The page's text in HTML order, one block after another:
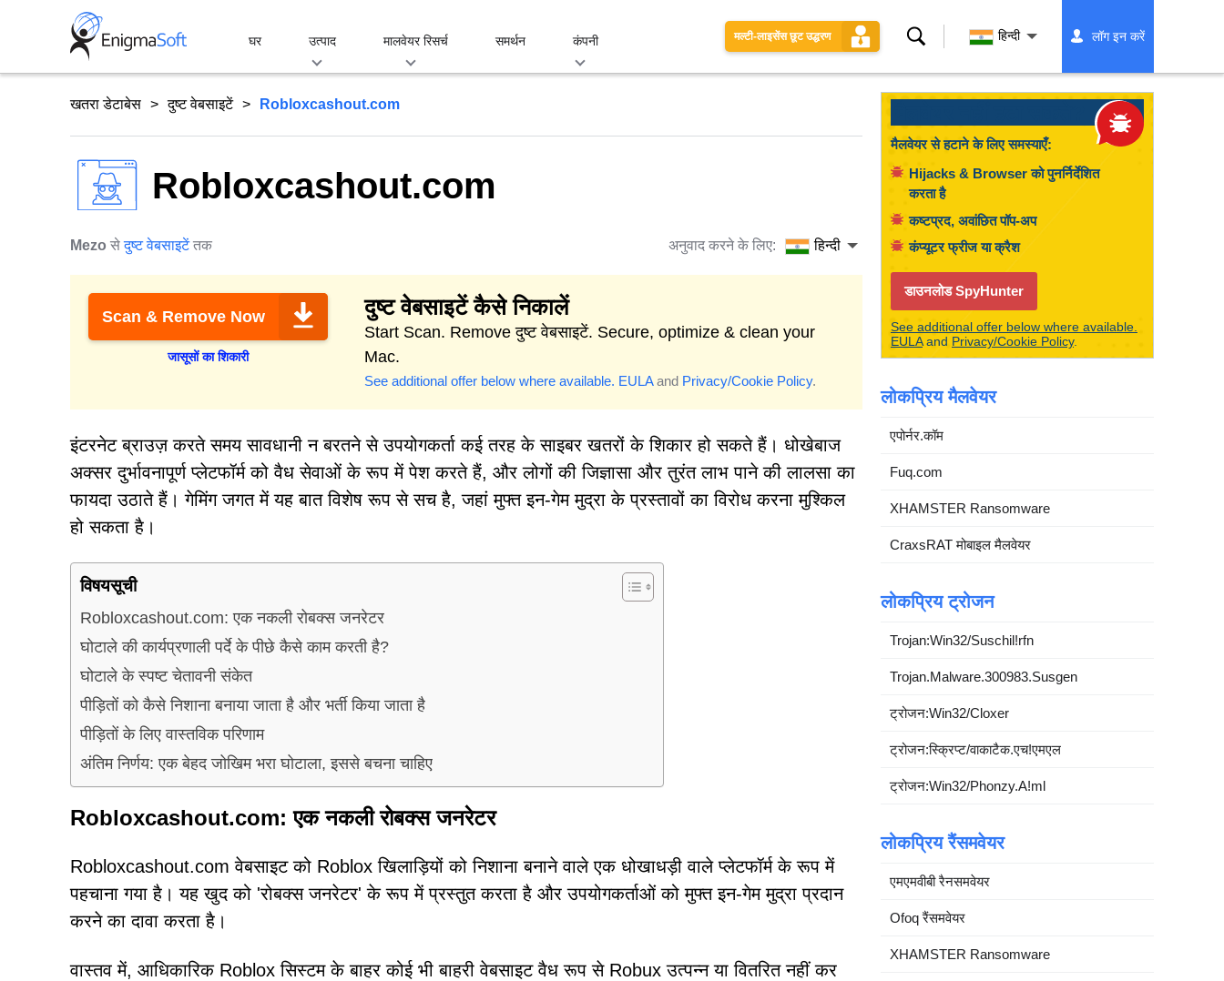
घर उत्पाद मालवेयर रिसर्च समर्थन कंपनी मल्टी-लाइसेंस छूट उद्धरण खोज हिन्दी लॉग इन करें
खतरा डेटाबेस दुष्ट वेबसाइटें Robloxcashout.com
Robloxcashout.com
Mezo सेदुष्ट वेबसाइटेंतक अनुवाद करने के लिए: हिन्दी
Scan & Remove Now
जासूसों का शिकारी
दुष्ट वेबसाइटें कैसे निकालें
Start Scan. Remove दुष्ट वेबसाइटें. Secure, optimize & clean your
Mac.
See additional offer below where available. EULAand Privacy/Cookie Policy.
इंटरनेट ब्राउज़ करते समय सावधानी न बरतने से उपयोगकर्ता कई तरह के साइबर खतरों के शिकार हो सकते हैं। धोखेबाज
अक्सर दुर्भावनापूर्ण प्लेटफॉर्म को वैध सेवाओं के रूप में पेश करते हैं, और लोगों की जिज्ञासा और तुरंत लाभ पाने की लालसा का
फायदा उठाते हैं। गेमिंग जगत में यह बात विशेष रूप से सच है, जहां मुफ्त इन-गेम मुद्रा के प्रस्तावों का विरोध करना मुश्किल
हो सकता है।
विषयसूची
Robloxcashout.com: एक नकली रोबक्स जनरेटर
घोटाले की कार्यप्रणाली पर्दे के पीछे कैसे काम करती है?
घोटाले के स्पष्ट चेतावनी संकेत
पीड़ितों को कैसे निशाना बनाया जाता है और भर्ती किया जाता है
पीड़ितों के लिए वास्तविक परिणाम
अंतिम निर्णय: एक बेहद जोखिम भरा घोटाला, इससे बचना चाहिए
Robloxcashout.com: एक नकली रोबक्स जनरेटर
Robloxcashout.com वेबसाइट को Roblox खिलाड़ियों को निशाना बनाने वाले एक धोखाधड़ी वाले प्लेटफॉर्म के रूप में
पहचाना गया है। यह खुद को 'रोबक्स जनरेटर' के रूप में प्रस्तुत करता है और उपयोगकर्ताओं को मुफ्त इन-गेम मुद्रा प्रदान
करने का दावा करता है।
वास्तव में, आधिकारिक Roblox सिस्टम के बाहर कोई भी बाहरी वेबसाइट वैध रूप से Robux उत्पन्न या वितरित नहीं कर
मैलवेयर से हटाने के लिए समस्याएँ:
Hijacks & Browser को पुनर्निर्देशित
करता है
कष्टप्रद, अवांछित पॉप-अप
कंप्यूटर फ्रीज या क्रैश
डाउनलोड SpyHunter
See additional offer below where available.
EULAandPrivacy/Cookie Policy.
लोकप्रिय मैलवेयर
एपोर्नर.कॉम
Fuq.com
XHAMSTER Ransomware
CraxsRAT मोबाइल मैलवेयर
लोकप्रिय ट्रोजन
Trojan:Win32/Suschil!rfn
Trojan.Malware.300983.Susgen
ट्रोजन:Win32/Cloxer
ट्रोजन:स्क्रिप्ट/वाकाटैक.एच!एमएल
ट्रोजन:Win32/Phonzy.A!ml
लोकप्रिय रैंसमवेयर
एमएमवीबी रैनसमवेयर
Ofoq रैंसमवेयर
XHAMSTER Ransomware